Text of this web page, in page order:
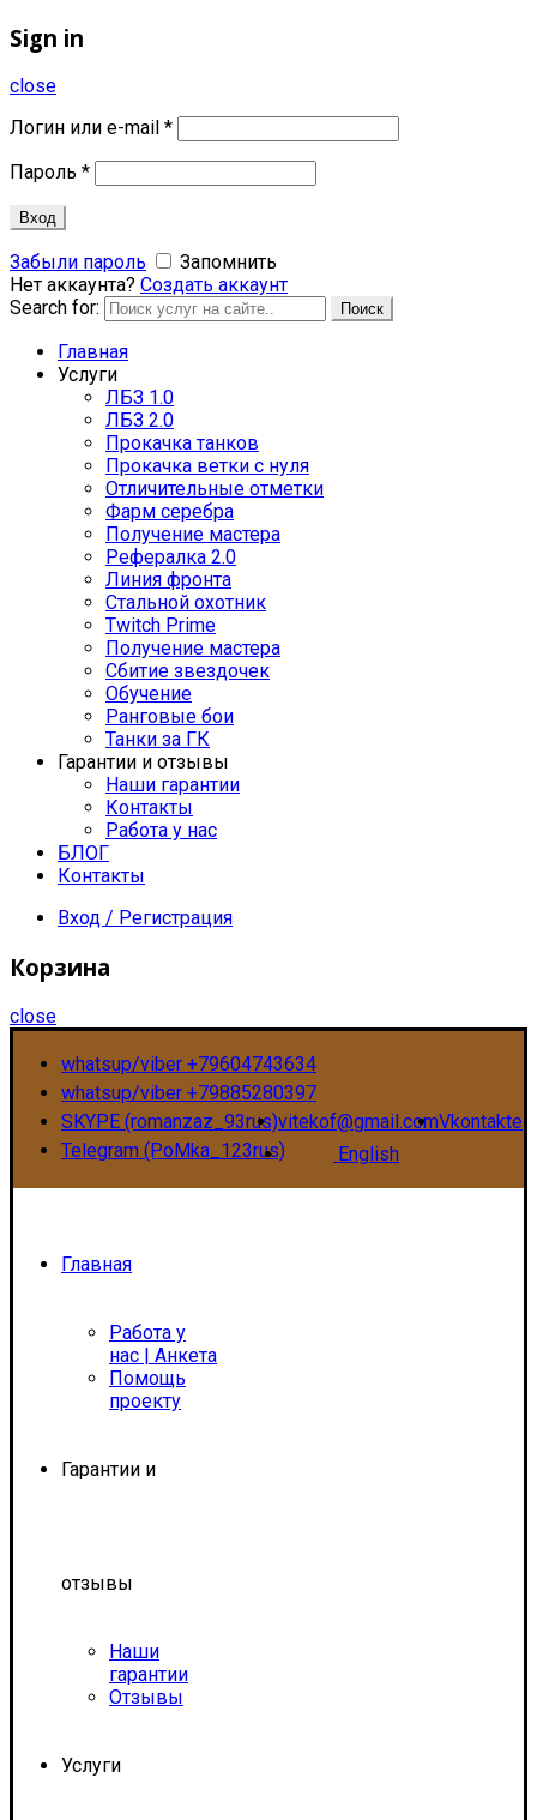
Sign in
close
Логин или e-mail *
Пароль *
Вход
Забыли пароль
Запомнить
Нет аккаунта? Создать аккаунт
Search for:
Поиск
Главная
Услуги
ЛБЗ 1.0
ЛБЗ 2.0
Прокачка танков
Прокачка ветки с нуля
Отличительные отметки
Фарм серебра
Получение мастера
Рефералка 2.0
Линия фронта
Стальной охотник
Twitch Prime
Получение мастера
Сбитие звездочек
Обучение
Ранговые бои
Танки за ГК
Гарантии и отзывы
Наши гарантии
Контакты
Работа у нас
БЛОГ
Контакты
Вход / Регистрация
Корзина
close
whatsup/viber +79604743634
whatsup/viber +79885280397
SKYPE (romanzaz_93rus)vitekof@gmail.comVkontakte
Telegram (PoMka_123rus)
English
Главная
Работа у
нас | Анкета
Помощь
проекту
Гарантии и
отзывы
Наши
гарантии
Отзывы
Услуги